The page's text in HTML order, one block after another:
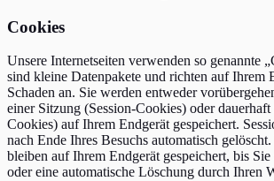
Cookies
Unsere Internetseiten verwenden so genannte „
sind kleine Datenpakete und richten auf Ihrem
Schaden an. Sie werden entweder
einer Sitzung (Session-Cookies) oder dauerhaft
Cookies) auf Ihrem Endgerät gespeichert.
nach Ende Ihres Besuchs automatisch
bleiben auf Ihrem Endgerät gespeichert, bis Sie
oder eine automatische Löschung durch Ihren